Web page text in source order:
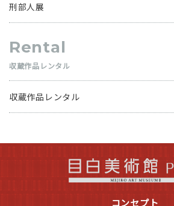
刑部人展
Rental
収蔵作品レンタル
収蔵作品レンタル
コンセプト